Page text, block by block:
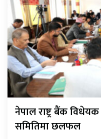
नेपाल राष्ट्र बैंक
समितिमा छलफल